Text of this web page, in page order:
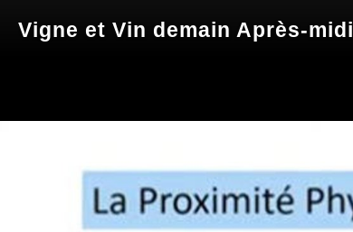
Vigne et Vin demain Après-midi